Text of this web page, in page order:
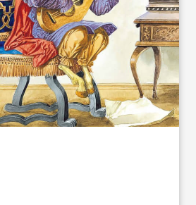
смерти. Сидит он в
и сунул он
в карман и нашел
а набита она
табаком. "Это
моей
свечки и
Разошелся дымок